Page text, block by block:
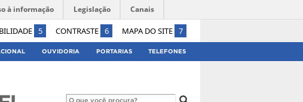
5 CONTRASTE 6 MAPA DO SITE 7
à informação Legislação Canais
OUVIDORIA PORTARIAS TELEFONES